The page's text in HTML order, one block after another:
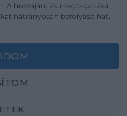
A hozzájárulás megtagadása
hátrányosan befolyásolhat.
Mutargy.com